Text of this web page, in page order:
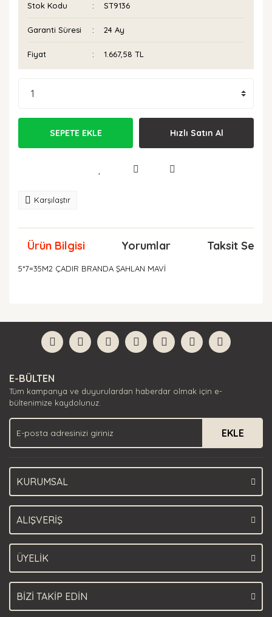
Stok Kodu ST9136
Garanti Süresi 24 Ay
Fiyat 1.667,58 TL
SEPETE EKLE Hızlı Satın Al
Karşılaştır
Ürün Bilgisi Yorumlar Taksit
5*7=35M2 ÇADIR BRANDA ŞAHLAN MAVİ
Yorum Yaz
formunu kullanarak tarafımıza iletebilirsiniz.
Görüş ve önerileriniz için teşekkür ederiz.
Ürün açıklamasında eksik bilgiler bulunuyor.
Ürün bilgilerinde hatalar bulunuyor.
Ürün fiyatı diğer sitelerden daha pahalı.
Bu ürüne benzer farklı alternatifler olmalı.
E-BÜLTEN
Tüm kampanya ve duyurulardan haberdar olmak için e-
bültenimize kaydolunuz.
EKLE
KURUMSAL
ALIŞVERİŞ
ÜYELİK
BİZİ TAKİP EDİN